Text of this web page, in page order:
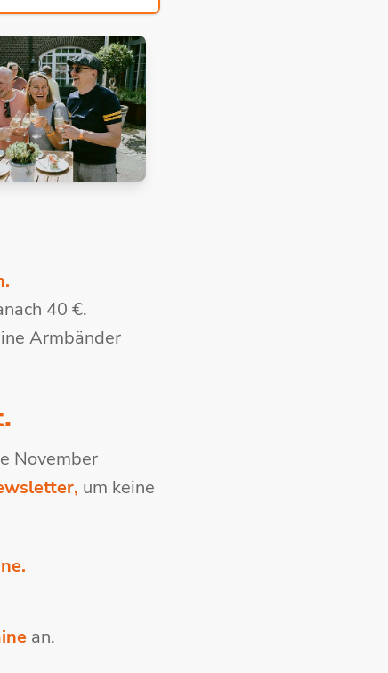
40 €.
Armbänder
November
um keine
an.